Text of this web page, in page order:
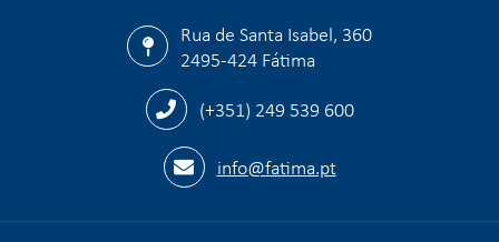
Rua de Santa Isabel, 360
2495-424 Fátima
(+351) 249 539 600
info@fatima.pt